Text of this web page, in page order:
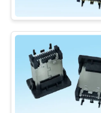
PRIVACY
POLICY
Pin-